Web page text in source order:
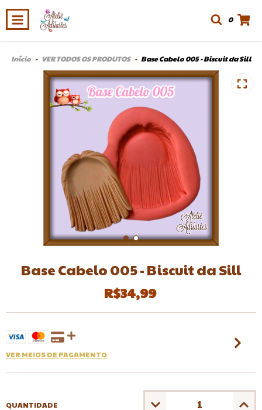
0
Início - VER TODOS OS PRODUTOS - Base Cabelo 005 - Biscuit da Sill
Base Cabelo 005 - Biscuit da Sill
R$34,99
VER MEIOS DE PAGAMENTO
QUANTIDADE